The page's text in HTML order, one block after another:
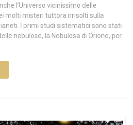
l’Universo vicinissimo delle
molti misteri tuttora irrisolti sulla
I primi studi sistematici sono stati
nebulose, la Nebulosa di Orione, per